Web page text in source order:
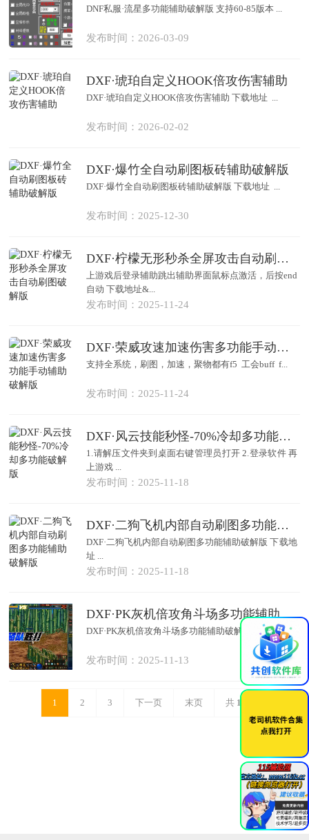
DNF私服·流星多功能辅助破解版 支持60-85版本 ...
发布时间：2026-03-09
DXF·琥珀自定义HOOK倍攻伤害辅助
DXF·琥珀自定义HOOK倍攻伤害辅助 下载地址 ...
发布时间：2026-02-02
DXF·爆竹全自动刷图板砖辅助破解版
DXF·爆竹全自动刷图板砖辅助破解版 下载地址 ...
发布时间：2025-12-30
DXF·柠檬无形秒杀全屏攻击自动刷图破解版
上游戏后登录辅助跳出辅助界面鼠标点激活，后按end
自动 下载地址&...
发布时间：2025-11-24
DXF·荣威攻速加速伤害多功能手动辅助破解版
支持全系统，刷图，加速，聚物都有f5 工会buff f...
发布时间：2025-11-24
DXF·风云技能秒怪-70%冷却多功能破解版
1.请解压文件夹到桌面右键管理员打开 2.登录软件 再
上游戏 ...
发布时间：2025-11-18
DXF·二狗飞机内部自动刷图多功能辅助破解版
DXF·二狗飞机内部自动刷图多功能辅助破解版 下载地
址 ...
发布时间：2025-11-18
DXF·PK灰机倍攻角斗场多功能辅助破解
DXF·PK灰机倍攻角斗场多功能辅助破解 下载地址 ...
发布时间：2025-11-13
1 2 3 下一页 末页 共 15